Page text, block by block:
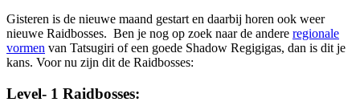
Gisteren is de nieuwe maand gestart en daarbij horen ook weer
nieuwe Raidbosses. Ben je nog op zoek naar de andere regionale
vormen van Tatsugiri of een goede Shadow Regigigas, dan is dit je
kans. Voor nu zijn dit de Raidbosses:
Level- 1 Raidbosses: